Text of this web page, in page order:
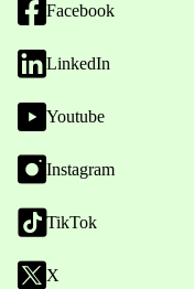
Facebook
LinkedIn
Youtube
Instagram
TikTok
X